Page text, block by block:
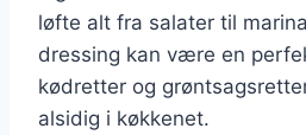
løfte alt fra salater til
dressing kan være en
kødretter og
alsidig i køkkenet.